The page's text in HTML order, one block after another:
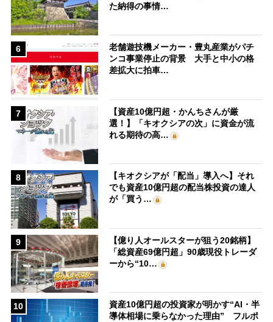
た納得の事情…
6
老舗遊技機メーカー・豊丸産業がパチ
ンコ事業停止の背景 大手と中小の格
差拡大に拍車…
7
【資産10億円超・かんちさんが厳
選！】「キオクシアの次」に資金が流
れる期待の高…
8
【キオクシアが「配当」導入へ】それ
でも資産10億円超の配当株投資の達人
が「買う…
9
【億り人オールスターが狙う20銘柄】
「総資産69億円超」90歳現役トレーダ
ーから“10…
10
資産10億円超の投資家が明かす“AI・半
導体相場に乗らなかった理由” フルポ